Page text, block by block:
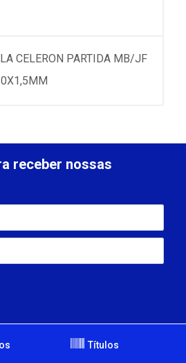
CELERON PARTIDA MB/JF
receber nossas
Títulos